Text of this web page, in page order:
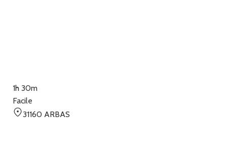
1h 30m
Facile
31160 ARBAS